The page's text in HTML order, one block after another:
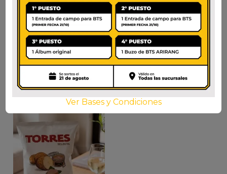
AÑADIR AL CARRITO
ARROZ INTEGRAL
VEGANAS
$5.000
AÑADIR AL CARRITO
Ver Bases y Condiciones